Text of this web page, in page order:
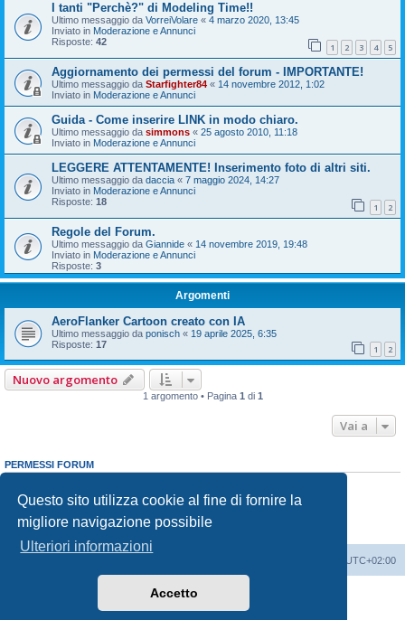
Questo sito utilizza cookie al fine di fornire la
migliore navigazione possibile
Ulteriori informazioni
Accetto
I tanti "Perchè?" di Modeling Time!!
Ultimo messaggio da VorreiVolare « 4 marzo 2020, 13:45
Inviato in Moderazione e Annunci
Risposte: 42 1 2 3 4 5
Aggiornamento dei permessi del forum - IMPORTANTE!
Ultimo messaggio da Starfighter84 « 14 novembre 2012, 1:02
Inviato in Moderazione e Annunci
Guida - Come inserire LINK in modo chiaro.
Ultimo messaggio da simmons « 25 agosto 2010, 11:18
Inviato in Moderazione e Annunci
LEGGERE ATTENTAMENTE! Inserimento foto di altri siti.
Ultimo messaggio da daccia « 7 maggio 2024, 14:27
Inviato in Moderazione e Annunci
Risposte: 18 1 2
Regole del Forum.
Ultimo messaggio da Giannide « 14 novembre 2019, 19:48
Inviato in Moderazione e Annunci
Risposte: 3
Argomenti
AeroFlanker Cartoon creato con IA
Ultimo messaggio da ponisch « 19 aprile 2025, 6:35
Risposte: 17 1 2
Nuovo argomento
1 argomento • Pagina 1 di 1
Vai a
PERMESSI FORUM
Non puoi
rispondere negli argomenti
Non puoimodificare i tuoi messaggi
Non puoicancellare i tuoi messaggi
Non puoi
inviare allegati
UTC+02:00
phpBB® Forum Software © phpBB Limited
phpBB-Italia.it